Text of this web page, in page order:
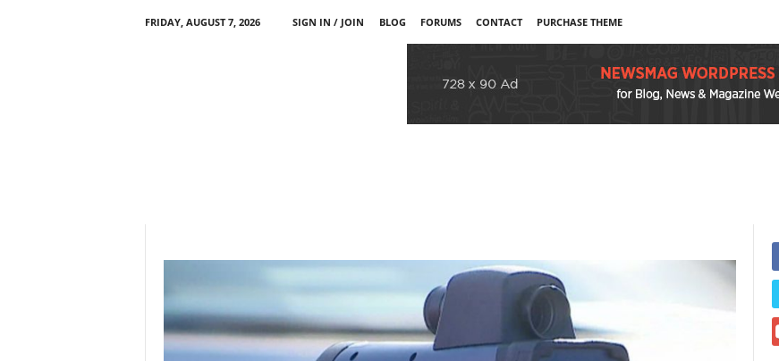
FRIDAY, AUGUST 7, 2026 SIGN IN / JOIN BLOG FORUMS CONTACT PURCHASE THEME